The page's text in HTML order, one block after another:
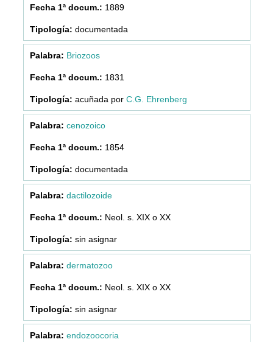
1889
documentada
Briozoos
1831
acuñada por C.G. Ehrenberg
cenozoico
1854
documentada
dactilozoide
Neol. s. XIX o XX
sin asignar
dermatozoo
Neol. s. XIX o XX
sin asignar
endozoocoria